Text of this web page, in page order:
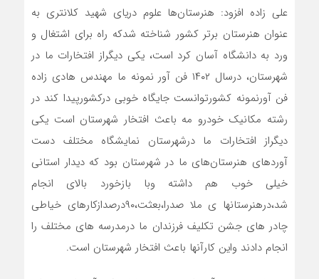
علی زاده افزود: هنرستان‌ها علوم دریای شهید کلانتری به
عنوان هنرستان برتر کشور شناخته شدکه راه برای اشتغال و
ورد به دانشگاه آسان کرد است، یکی دیگراز افتخارات ما در
شهرستان، درسال ۱۴۰۲ فن آور نمونه ما مهندس هادی زاده‌
فن آورنمونه کشورتوانست جایگاه خوبی درکشورپیدا کند در
رشته مکانیک خودرو مه باعث افتخار شهرستان است یکی
دیگراز افتخارات ما درشهرستان نمایشگاه مختلف دست
آوردهای هنرستان‌های ما در شهرستان بود که دیدار استانی
خیلی خوب هم داشته وبا بازخورد بالای انجام
شد،درهنرستانها ی ملا صدرا،بعثت،۹۰درصدازکارهای خیاطی
چادر های جشن تکلیف فرزندان ما درمدرسه های مختلف را
انجام دادند واین کارآنها باعث افتخار شهرستان است.